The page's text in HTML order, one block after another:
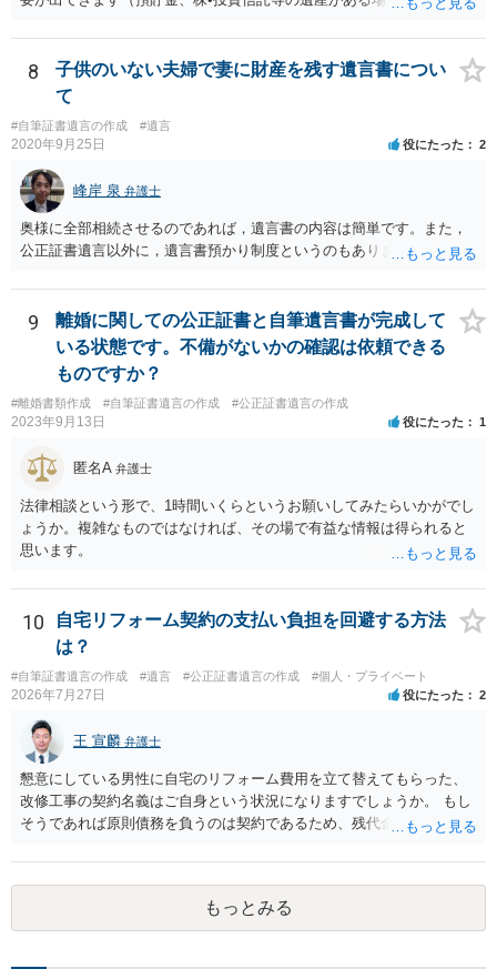
投資信託は他の相続人にというような分け方をするのか等について
は、相続人間で遺産分割協議により決める必要があります）。
8
子供のいない夫婦で妻に財産を残す遺言書につい
て
#自筆証書遺言の作成 #遺言
2020年9月25日 役にたった 2
峰岸 泉 弁護士
奥様に全部相続させるのであれば，遺言書の内容は簡単です。また，
公正証書遺言以外に，遺言書預かり制度というのもあります。
9
離婚に関しての公正証書と自筆遺言書が完成して
いる状態です。不備がないかの確認は依頼できる
ものですか？
#離婚書類作成 #自筆証書遺言の作成 #公正証書遺言の作成
2023年9月13日 役にたった 1
匿名A 弁護士
法律相談という形で、1時間いくらというお願いしてみたらいかがでし
ょうか。複雑なものではなければ、その場で有益な情報は得られると
思います。
10
自宅リフォーム契約の支払い負担を回避する方法
は？
#自筆証書遺言の作成 #遺言 #公正証書遺言の作成 #個人・プライベート
2026年7月27日 役にたった 2
王 宣麟 弁護士
懇意にしている男性に自宅のリフォーム費用を立て替えてもらった、
改修工事の契約名義はご自身という状況になりますでしょうか。 もし
そうであれば原則債務を負うのは契約であるため、残代金を捻出して
ます。 入籍した場合でも、原則契約者が単独で全ての債務を負うこと
には変わりがありません。 なかなか対応に難しい案件であり、公開の
場でアドバイスを行うのも限界があるように思われますので、資料等
を持参のうえ個別に弁護士に相談されることをお勧めします。
もっとみる